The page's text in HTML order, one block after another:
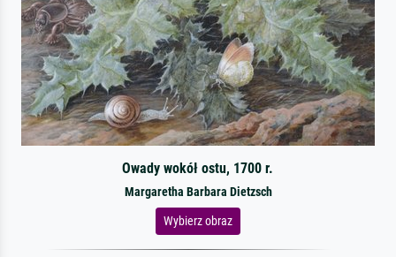
Owady wokół ostu, 1700 r.
Margaretha Barbara Dietzsch
Wybierz obraz